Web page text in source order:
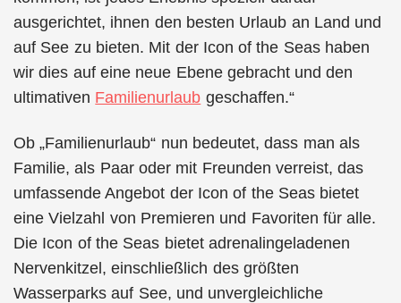
ausgerichtet, ihnen den besten Urlaub an Land und
auf See zu bieten. Mit der Icon of the Seas haben
wir dies auf eine neue Ebene gebracht und den
ultimativen Familienurlaub geschaffen.“
Ob „Familienurlaub“ nun bedeutet, dass man als
Familie, als Paar oder mit Freunden verreist, das
umfassende Angebot der Icon of the Seas bietet
eine Vielzahl von Premieren und Favoriten für alle.
Die Icon of the Seas bietet adrenalingeladenen
Nervenkitzel, einschließlich des größten
Wasserparks auf See, und unvergleichliche